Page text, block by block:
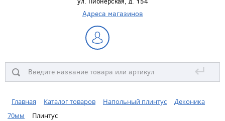
Адреса магазинов
↵
Главная Каталог товаров Напольный плинтус
Деконика
70мм
Плинтус